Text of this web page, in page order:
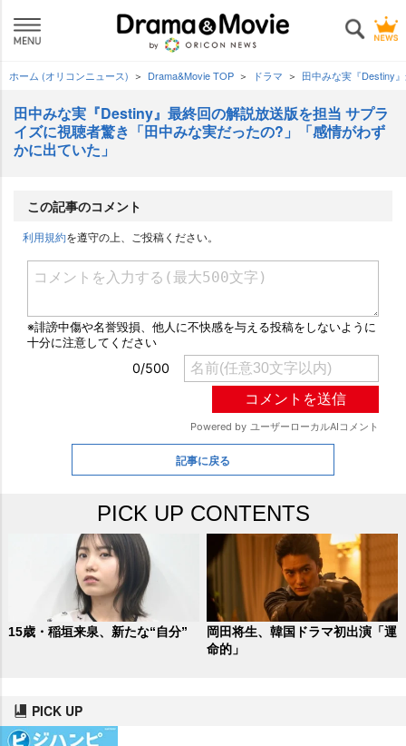
ホーム (オリコンニュース) Drama&Movie TOP ドラマ 田中みな実『Destiny
田中みな実『Destiny』最終回の解説放送版を担当 サプラ
イズに視聴者驚き「田中みな実だったの?」「感情がわず
かに出ていた」
この記事のコメント
利用規約を遵守の上、ご投稿ください。
記事に戻る
PICK UP CONTENTS
15歳・稲垣来泉、新たな“自分”
岡田将生、韓国ドラマ初出演「運
命的」
PICK UP